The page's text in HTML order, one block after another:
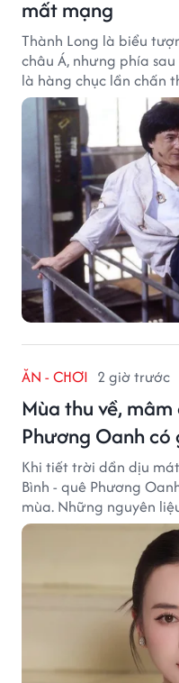
mất mạng
Thành Long là biểu
châu Á, nhưng phía
là hàng chục lần chấn
ĂN - CHƠI 2 giờ trước
Mùa thu về,
Phương Oanh có
Khi tiết trời dần dịu
Bình - quê Phương
mùa. Những nguyên
tạo nên hương vị bình